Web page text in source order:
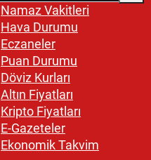
Namaz Vakitleri
Hava Durumu
Eczaneler
Puan Durumu
Döviz Kurları
Altın Fiyatları
Kripto Fiyatları
E-Gazeteler
Ekonomik Takvim